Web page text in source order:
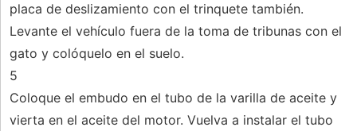
placa de deslizamiento con el trinquete también.
Levante el vehículo fuera de la toma de tribunas con el
gato y colóquelo en el suelo.
5
Coloque el embudo en el tubo de la varilla de aceite y
vierta en el aceite del motor. Vuelva a instalar el tubo